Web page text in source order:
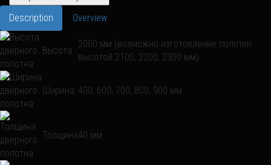
Description Overview
Высота
2000 мм (возможно изготовление полотен
высотой 2100, 2200, 2300 мм)
Ширина 400, 600, 700, 800, 900 мм
Толщина40 мм